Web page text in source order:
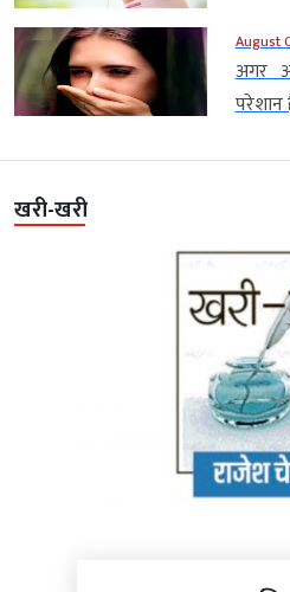
August
अगर
परेशान
खरी-खरी